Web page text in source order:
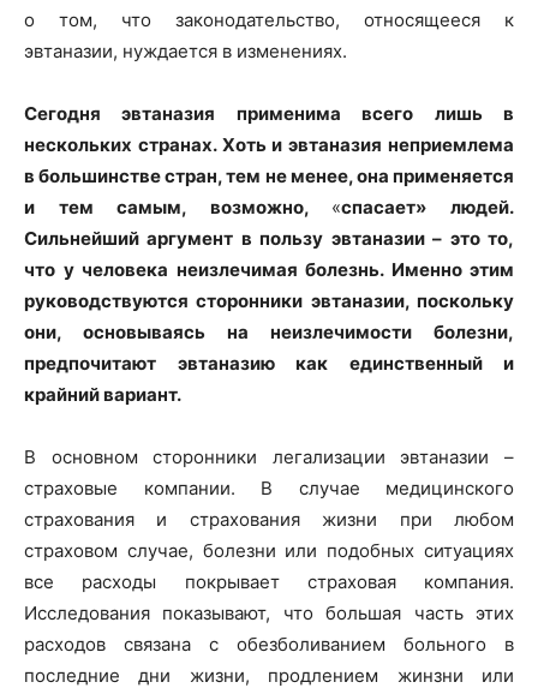
о том, что законодательство, относящееся к
эвтаназии, нуждается в изменениях.
Сегодня эвтаназия применима всего лишь в
нескольких странах. Хоть и эвтаназия неприемлема
в большинстве стран, тем не менее, она применяется
и тем самым, возможно, «спасает» людей.
Сильнейший аргумент в пользу эвтаназии – это то,
что у человека неизлечимая болезнь. Именно этим
руководствуются сторонники эвтаназии, поскольку
они, основываясь на неизлечимости болезни,
предпочитают эвтаназию как единственный и
крайний вариант.
В основном сторонники легализации эвтаназии –
страховые компании. В случае медицинского
страхования и страхования жизни при любом
страховом случае, болезни или подобных ситуациях
все расходы покрывает страховая компания.
Исследования показывают, что большая часть этих
расходов связана с обезболиванием больного в
последние дни жизни, продлением жинзни или